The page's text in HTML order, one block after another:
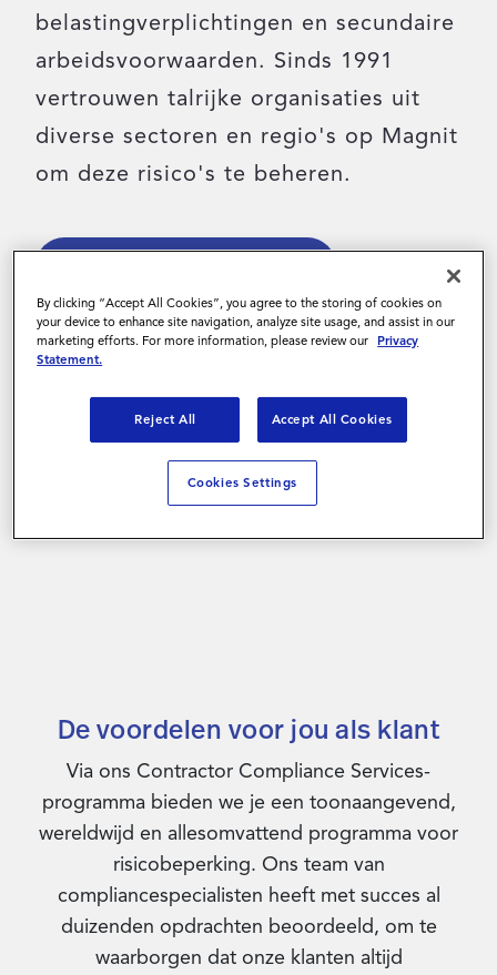
Inloggen
Contact
belastingverplichtingen en secundaire
arbeidsvoorwaarden. Sinds 1991
vertrouwen talrijke organisaties uit
diverse sectoren en regio's op Magnit
om deze risico's te beheren.
De voordelen voor jou als klant
Via ons Contractor Compliance Services-
programma bieden we je een toonaangevend,
wereldwijd en allesomvattend programma voor
risicobeperking. Ons team van
compliancespecialisten heeft met succes al
duizenden opdrachten beoordeeld, om te
waarborgen dat onze klanten altijd
By clicking “Accept All Cookies”, you agree to the storing of cookies on
your device to enhance site navigation, analyze site usage, and assist in our
marketing efforts. For more information, please review our Privacy
Statement.
Reject All Accept All Cookies
Cookies Settings